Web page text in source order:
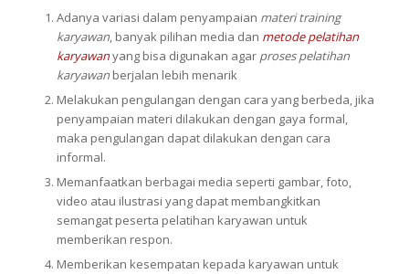
Adanya variasi dalam penyampaian materi training
karyawan, banyak pilihan media dan metode pelatihan
karyawanyang bisa digunakan agar proses pelatihan
karyawanberjalan lebih menarik
Melakukan pengulangan dengan cara yang berbeda, jika
penyampaian materi dilakukan dengan gaya formal,
maka pengulangan dapat dilakukan dengan cara
informal.
Memanfaatkan berbagai media seperti gambar, foto,
video atau ilustrasi yang dapat membangkitkan
semangat peserta pelatihan karyawan untuk
memberikan respon.
Memberikan kesempatan kepada karyawan untuk